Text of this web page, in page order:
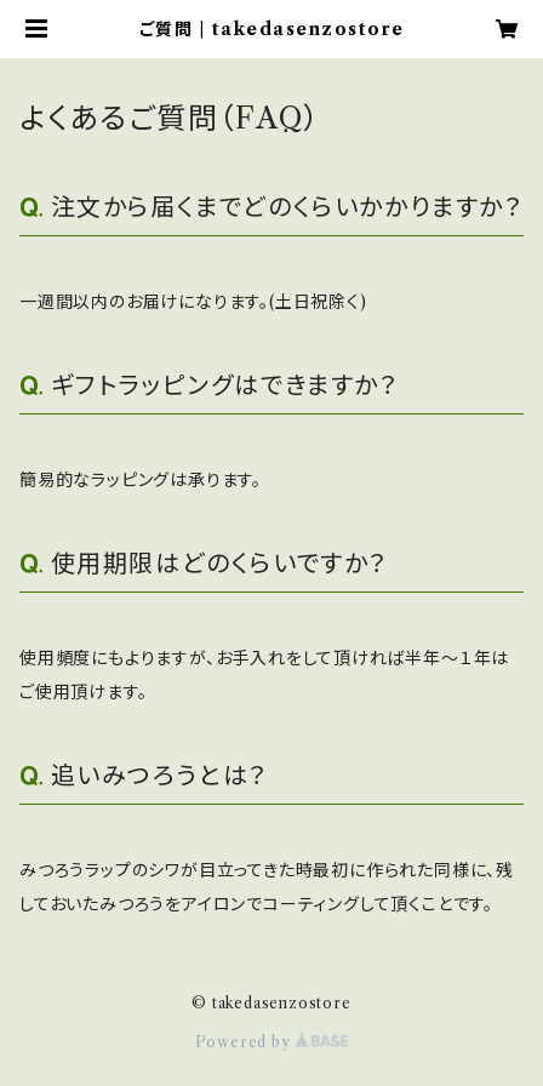
ご質問 | takedasenzostore
よくあるご質問（FAQ）
注文から届くまでどのくらいかかりますか？
一週間以内のお届けになります。(土日祝除く)
ギフトラッピングはできますか？
簡易的なラッピングは承ります。
使用期限はどのくらいですか？
使用頻度にもよりますが、お手入れをして頂ければ半年～１年は
ご使用頂けます。
追いみつろうとは？
みつろうラップのシワが目立ってきた時最初に作られた同様に、残
しておいたみつろうをアイロンでコーティングして頂くことです。
© takedasenzostore
Powered by